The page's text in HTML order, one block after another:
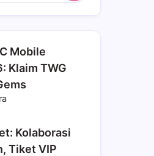
Mobile
Klaim TWG
Kolaborasi
Tiket VIP